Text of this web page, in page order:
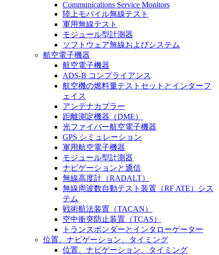
Communications Service Monitors
陸上モバイル無線テスト
軍用無線テスト
モジュール型計測器
ソフトウェア無線およびシステム
航空電子機器
航空電子機器
ADS-B コンプライアンス
航空機の燃料量テストセットとインターフ
ェイス
アンテナカプラー
距離測定機器（DME）
光ファイバー航空電子機器
GPS シミュレーション
軍用航空電子機器
モジュール型計測器
ナビゲーションと通信
無線高度計（RADALT）
無線周波数自動テスト装置（RF ATE）シス
テム
戦術航法装置（TACAN）
空中衝突防止装置（TCAS）
トランスポンダーとインタローゲーター
位置、ナビゲーション、タイミング
位置、ナビゲーション、タイミング